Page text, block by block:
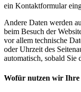
ein Kontaktformular
Andere Daten werden
beim Besuch der
vor allem technische
oder Uhrzeit des
automatisch, sobald Sie
Wofür nutzen wir Ihre